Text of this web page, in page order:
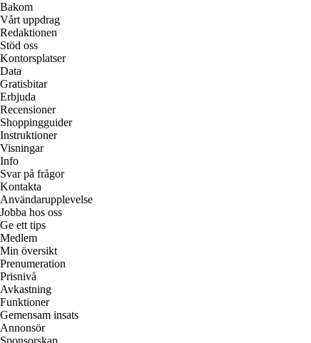
Bakom
Vårt uppdrag
Redaktionen
Stöd oss
Kontorsplatser
Data
Gratisbitar
Erbjuda
Recensioner
Shoppingguider
Instruktioner
Visningar
Info
Svar på frågor
Kontakta
Användarupplevelse
Jobba hos oss
Ge ett tips
Medlem
Min översikt
Prenumeration
Prisnivå
Avkastning
Funktioner
Gemensam insats
Annonsör
Sponsorskap